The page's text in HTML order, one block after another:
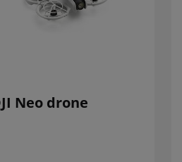
Neo drone